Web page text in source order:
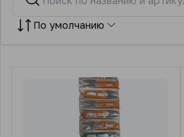
По умолчанию